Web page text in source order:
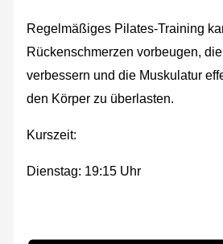
Regelmäßiges Pilates-Training
Rückenschmerzen vorbeugen,
verbessern und die Muskulatur
den Körper zu überlasten.
Kurszeit:
Dienstag: 19:15 Uhr